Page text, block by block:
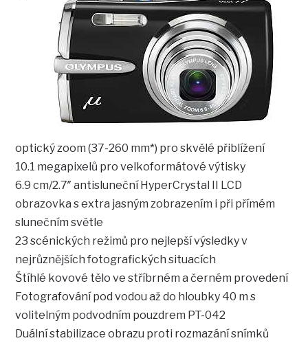
optický zoom (37-260 mm*) pro skvělé přiblížení
10.1 megapixelů pro velkoformátové výtisky
6.9 cm/2.7″ antisluneční HyperCrystal II LCD
obrazovka s extra jasným zobrazením i při přímém
slunečním světle
23 scénických režimů pro nejlepší výsledky v
nejrůznějších fotografických situacích
Štíhlé kovové tělo ve stříbrném a černém provedení
Fotografování pod vodou až do hloubky 40 m s
volitelným podvodním pouzdrem PT-042
Duální stabilizace obrazu proti rozmazání snímků